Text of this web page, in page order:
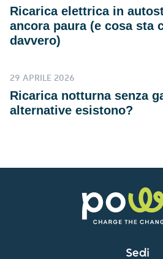
Ricarica elettrica in
ancora paura (e cosa sta
davvero)
29 APRILE 2026
Ricarica notturna senza
alternative esistono?
Sedi